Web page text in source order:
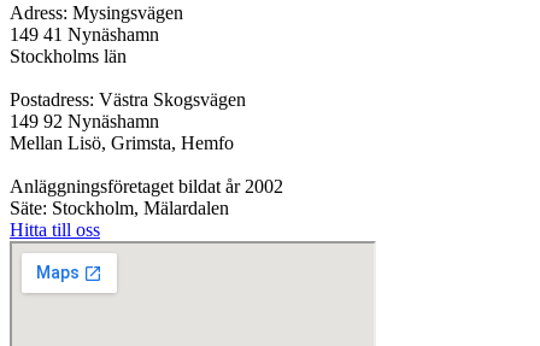
Adress: Mysingsvägen
149 41 Nynäshamn
Stockholms län
Postadress: Västra Skogsvägen
149 92 Nynäshamn
Mellan Lisö, Grimsta, Hemfo
Anläggningsföretaget bildat år 2002
Säte: Stockholm, Mälardalen
Hitta till oss